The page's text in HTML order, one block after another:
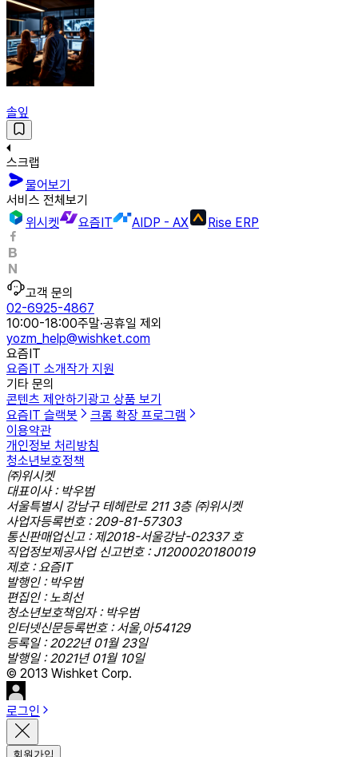
솔잎
스크랩
물어보기
서비스 전체보기
위시켓
요즘IT AIDP - AX Rise ERP
고객 문의
02-6925-4867
10:00-18:00주말·공휴일 제외
yozm_help@wishket.com
요즘IT
요즘IT 소개작가 지원
기타 문의
콘텐츠 제안하기 광고 상품 보기
요즘IT 슬랙봇
크롬 확장 프로그램
이용약관
개인정보 처리방침
청소년보호정책
㈜위시켓
대표이사 : 박우범
서울특별시 강남구 테헤란로 211 3층 ㈜위시켓
사업자등록번호 : 209-81-57303
통신판매업신고 : 제2018-서울강남-02337 호
직업정보제공사업 신고번호 : J1200020180019
제호 : 요즘IT
발행인 : 박우범
편집인 : 노희선
청소년보호책임자 : 박우범
인터넷신문등록번호 : 서울,아54129
등록일 : 2022년 01월 23일
발행일 : 2021년 01월 10일
© 2013 Wishket Corp.
로그인
회원가입